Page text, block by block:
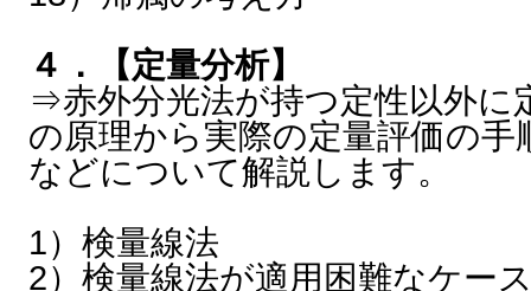
４．【定量分析】
⇒赤外分光法が持つ定性以外に
の原理から実際の定量評価の
などについて解説します。
1）検量線法
2）検量線法が適用困難なケー